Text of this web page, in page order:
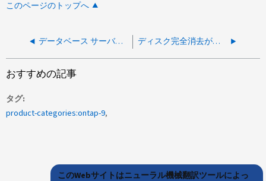
このページのトップへ
データベース サーバで ONTAP FCP LUN への IO エラーが発生する ディスク完全消去が必要な場合のMetroClusterシステムの廃止
おすすめの記事
タグ
product-categories:ontap-9
このWebサイトはニューラル機械翻訳ツールによっ